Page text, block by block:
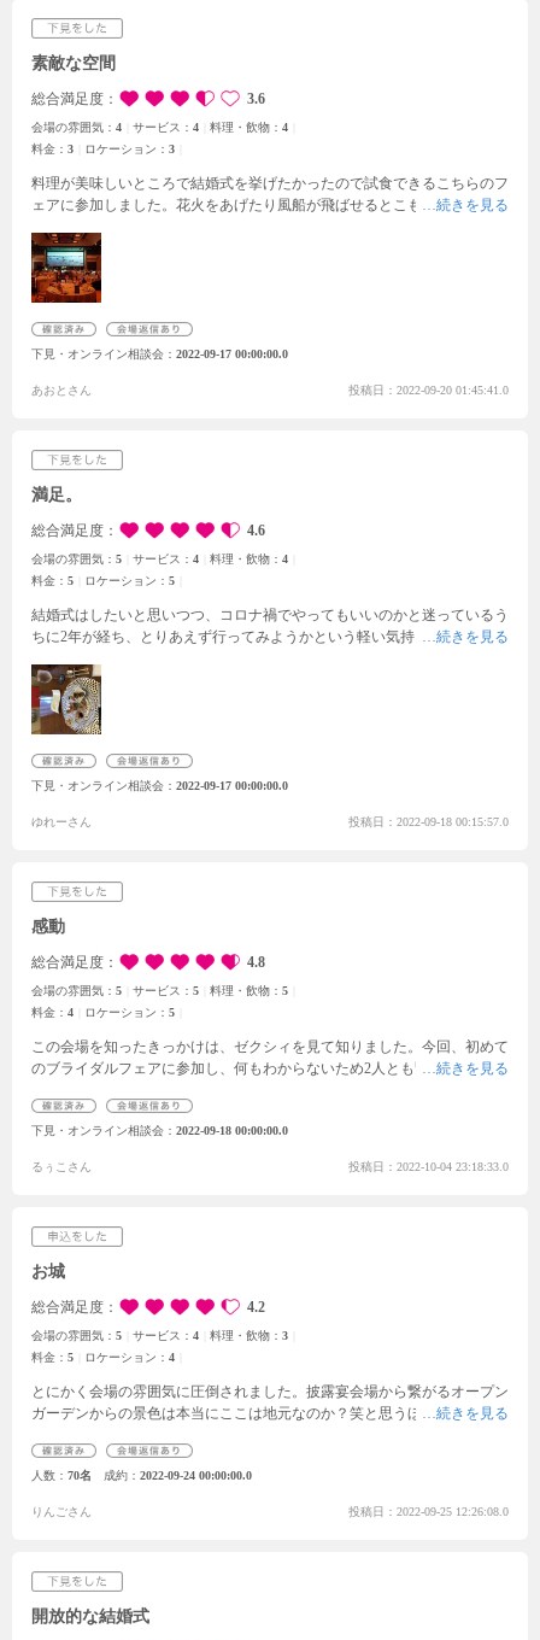
素敵な空間
総合満足度 3.6
会場の雰囲気： 4 サービス： 4 料理・飲物： 4
料金： 3 ロケーション： 3
料理が美味しいところで結婚式を挙げたかったので試食できるこちらのフ
ェアに参加しました。花火をあげたり風船が飛ばせるとこも魅力的で、当
歌隊が歌ってくれるというところが良いポイントでした。実際に挙式をあ
げる方の準備した物なども見れてどんな物が必要かと、こんなのがあった
ら面白いというところがあり、とても良かったです。お料理も前菜、お
イントは十字架があるところです。何も無いシンプルな式場を求めていた
ので雰囲気は良かったのですが人前式をするには披露宴会場内でもいいか
下見・オンライン相談会 2022-09-17 00:00:00.0
あおとさん 投稿日：2022-09-20 01:45:41.0
満足。
総合満足度 4.6
会場の雰囲気： 5 サービス： 4 料理・飲物： 4
料金： 5 ロケーション： 5
結婚式はしたいと思いつつ、コロナ禍でやってもいいのかと迷っているう
ちに2年が経ち、とりあえず行ってみようかという軽い気持ちでフェアに
てくださり、式のイメージや段取りがなんとなく考えられました。料理も
美味しく、会場の雰囲気も素敵でした。また、完全貸し切りで自分たちの
ゲストだけであることや、街中から少し離れていて運河沿いなどの非現実
露宴ができたらいいなと思っています。いろいろと持ち込みができること
でオリジナリティを出せるところもいいなと思いました。日中の挙式がい
下見・オンライン相談会 2022-09-17 00:00:00.0
ゆれーさん 投稿日：2022-09-18 00:15:57.0
感動
総合満足度 4.8
会場の雰囲気： 5 サービス： 5 料理・飲物： 5
料金： 4 ロケーション： 5
この会場を知ったきっかけは、ゼクシィを見て知りました。今回、初めて
のブライダルフェアに参加し、何もわからないため2人とも緊張していま
ました。会場内を回り、ドレスを見せてもらい、見るだけかと思ったので
すが、鏡の前でドレスをあててみることができて初めてドレスを触ったの
す。披露宴で出されるお料理を試食したりと、自分がどんな結婚式にした
も相談に乗ってくださり、考えていたよりも抑えられていて安心しまし
た。一生に一度のことであるからこそいいものにしたい。それが明確にな
下見・オンライン相談会 2022-09-18 00:00:00.0
るぅこさん 投稿日：2022-10-04 23:18:33.0
お城
総合満足度 4.2
会場の雰囲気： 5 サービス： 4 料理・飲物： 3
料金： 5 ロケーション： 4
とにかく会場の雰囲気に圧倒されました。 披露宴会場から繋がるオープン
ガーデンからの景色は本当にここは地元なのか？笑と思うほど感動的で
している会場だと思います。
にできるとのことで、2人にしかできない
るとのことで、遠方からのゲストや
子連れの家族にも安心して参加しても
考えていたのですが、
かなければいかないことは無く、打ち合わせは
や引き出物なども結婚式準備のためのホームページから選んで準備するこ
人数 70名 成約 2022-09-24 00:00:00.0
りんごさん 投稿日：2022-09-25 12:26:08.0
開放的な結婚式